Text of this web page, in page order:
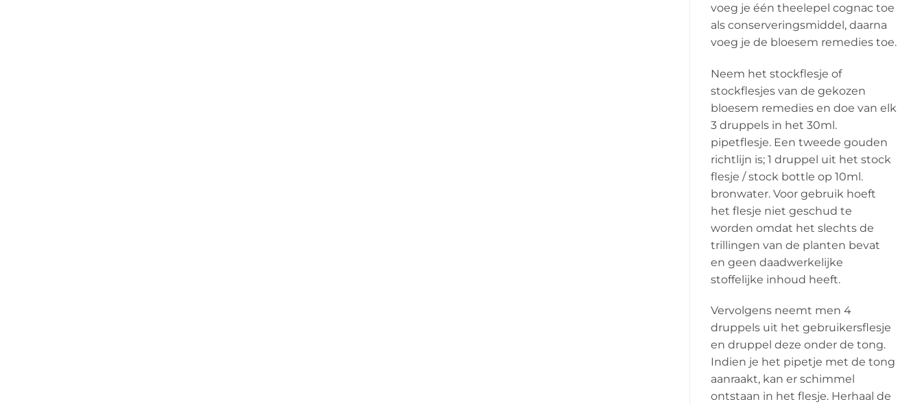
voeg je één theelepel cognac toe
als conserveringsmiddel, daarna
voeg je de bloesem remedies toe.
Neem het stockflesje of
stockflesjes van de gekozen
bloesem remedies en doe van elk
3 druppels in het 30ml.
pipetflesje. Een tweede gouden
richtlijn is; 1 druppel uit het stock
flesje / stock bottle op 10ml.
bronwater. Voor gebruik hoeft
het flesje niet geschud te
worden omdat het slechts de
trillingen van de planten bevat
en geen daadwerkelijke
stoffelijke inhoud heeft.
Vervolgens neemt men 4
druppels uit het gebruikersflesje
en druppel deze onder de tong.
Indien je het pipetje met de tong
aanraakt, kan er schimmel
ontstaan in het flesje. Herhaal de